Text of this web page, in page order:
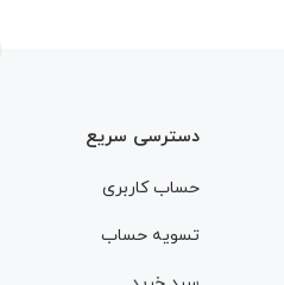
دسترسی سریع
حساب کاربری
تسویه حساب